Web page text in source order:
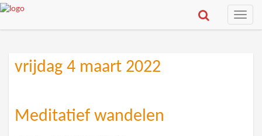
Toggle
vrijdag 4 maart 2022
Meditatief wandelen